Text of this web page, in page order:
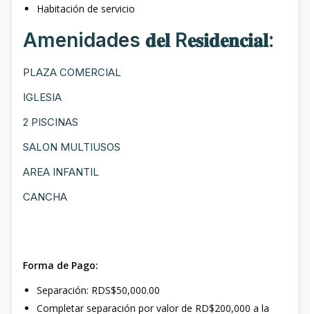
Habitación de servicio
Amenidades 𝐝𝐞𝐥 R𝐞𝐬𝐢𝐝𝐞𝐧𝐜𝐢𝐚𝐥:⁣
PLAZA COMERCIAL
IGLESIA
2 PISCINAS
SALON MULTIUSOS
AREA INFANTIL
CANCHA
Forma de Pago:
Separación: RDS$50,000.00
Completar separación por valor de RD$200,000 a la